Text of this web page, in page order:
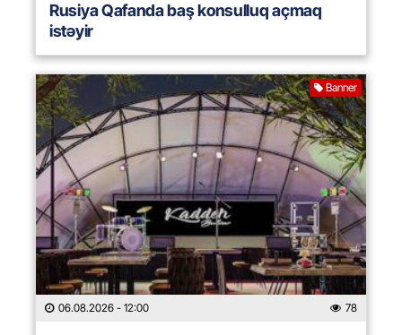
Rusiya Qafanda baş konsulluq açmaq
istəyir
Banner
06.08.2026 - 12:00 78